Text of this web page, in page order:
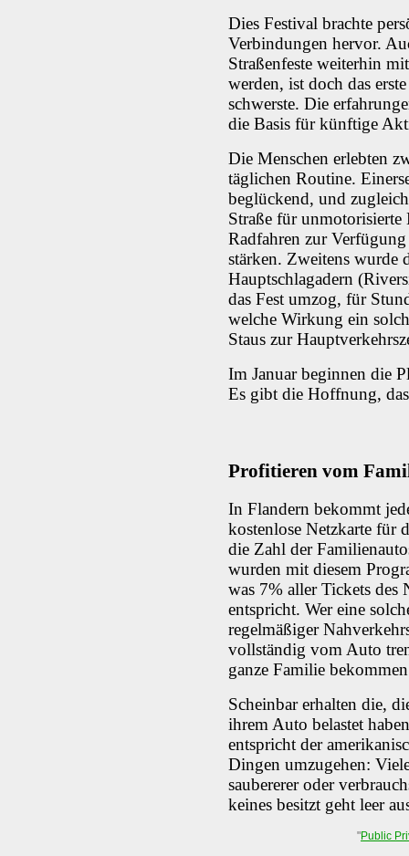
Dies Festival brachte
Verbindungen hervor.
Straßenfeste weiterhin
werden, ist doch das
schwerste. Die
die Basis für künftige
Die Menschen erlebten
täglichen Routine.
beglückend, und
Straße für unmotorisierte
Radfahren zur
stärken. Zweitens wurde
Hauptschlagadern
das Fest umzog, für
welche Wirkung ein
Staus zur
Im Januar beginnen die
Es gibt die Hoffnung,
Profitieren vom
In Flandern bekommt
kostenlose Netzkarte für
die Zahl der
wurden mit diesem
was 7% aller Tickets des
entspricht. Wer eine
regelmäßiger
vollständig vom Auto
ganze Familie
Scheinbar erhalten die,
ihrem Auto belastet
entspricht der
Dingen umzugehen:
saubererer oder
keines besitzt geht leer
"Public